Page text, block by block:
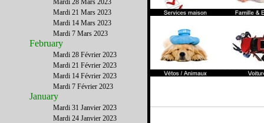
Mardi 28 Mars 2023
Mardi 21 Mars 2023
Mardi 14 Mars 2023
Mardi 7 Mars 2023
February
Mardi 28 Février 2023
Mardi 21 Février 2023
Mardi 14 Février 2023
Mardi 7 Février 2023
January
Mardi 31 Janvier 2023
Mardi 24 Janvier 2023